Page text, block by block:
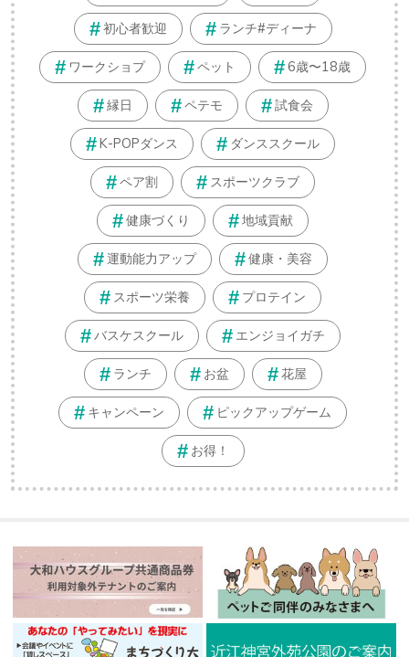
初心者歓迎 ランチ#ディーナ
ワークショプ ペット 6歳〜18歳
縁日 ペテモ 試食会
K-POPダンス ダンススクール
ペア割 スポーツクラブ
健康づくり 地域貢献
運動能力アップ 健康・美容
スポーツ栄養 プロテイン
バスケスクール エンジョイガチ
ランチ お盆 花屋
キャンペーン ピックアップゲーム
お得！